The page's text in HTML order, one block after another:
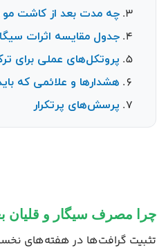
چه مدت بعد از کاشت مو
جدول مقایسه اثرات
پروتکل‌های عملی برای
هشدارها و علائمی که
پرسش‌های پرتکرار
چرا مصرف سیگار و قلیان
تثبیت گرافت‌ها در هفته‌های